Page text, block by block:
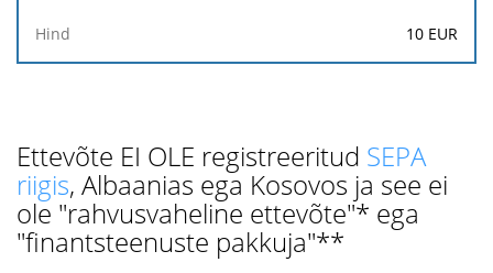
10 EUR
Ettevõte EI OLE registreeritud SEPA
riigis, Albaanias ega Kosovos ja see ei
ole "rahvusvaheline ettevõte"* ega
"finantsteenuste pakkuja"**